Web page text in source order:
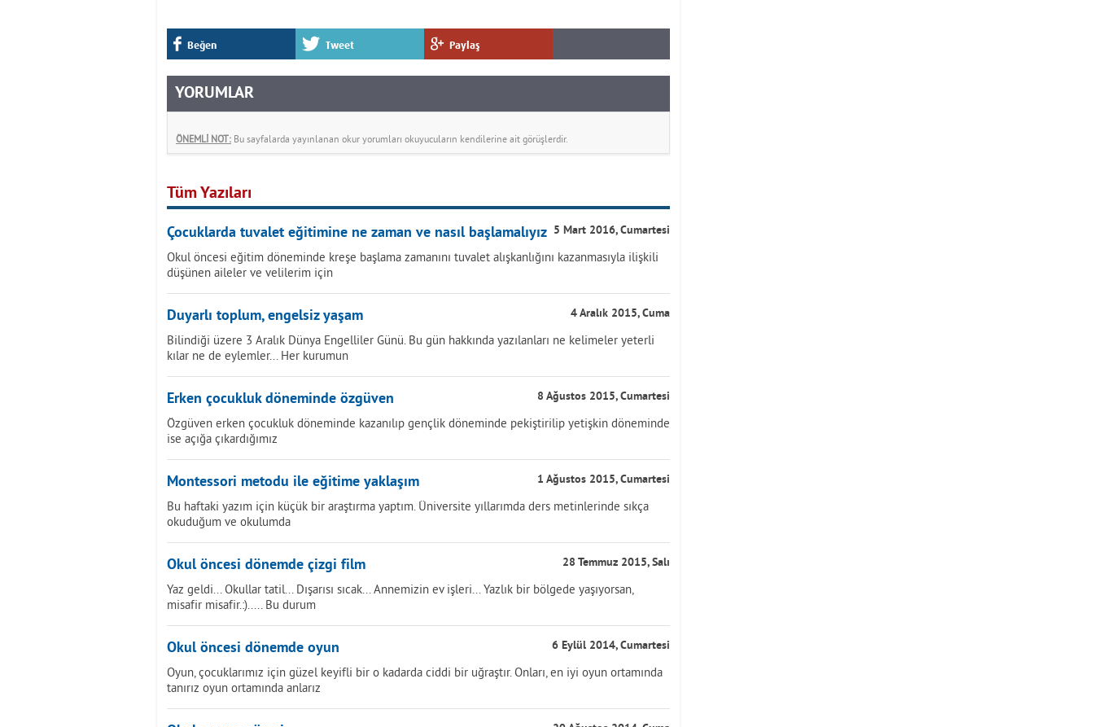
Beğen Tweet Paylaş
YORUMLAR
ÖNEMLİ NOT: Bu sayfalarda yayınlanan okur yorumları okuyucuların kendilerine ait görüşlerdir.
Tüm Yazıları
Çocuklarda tuvalet eğitimine ne zaman ve nasıl başlamalıyız 5 Mart 2016, Cumartesi
Okul öncesi eğitim döneminde kreşe başlama zamanını tuvalet alışkanlığını kazanmasıyla ilişkili
düşünen aileler ve velilerim için
Duyarlı toplum, engelsiz yaşam 4 Aralık 2015, Cuma
Bilindiği üzere 3 Aralık Dünya Engelliler Günü. Bu gün hakkında yazılanları ne kelimeler yeterli
kılar ne de eylemler... Her kurumun
Erken çocukluk döneminde özgüven 8 Ağustos 2015, Cumartesi
Özgüven erken çocukluk döneminde kazanılıp gençlik döneminde pekiştirilip yetişkin döneminde
ise açığa çıkardığımız
Montessori metodu ile eğitime yaklaşım 1 Ağustos 2015, Cumartesi
Bu haftaki yazım için küçük bir araştırma yaptım. Üniversite yıllarımda ders metinlerinde sıkça
okuduğum ve okulumda
Okul öncesi dönemde çizgi film 28 Temmuz 2015, Salı
Yaz geldi... Okullar tatil... Dışarısı sıcak... Annemizin ev işleri... Yazlık bir bölgede yaşıyorsan,
misafir misafir.:)..... Bu durum
Okul öncesi dönemde oyun 6 Eylül 2014, Cumartesi
Oyun, çocuklarımız için güzel keyifli bir o kadarda ciddi bir uğraştır. Onları, en iyi oyun ortamında
tanırız oyun ortamında anlarız